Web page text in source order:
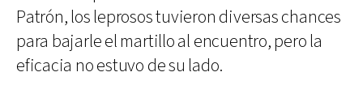
Patrón, los leprosos tuvieron diversas chances
para bajarle el martillo al encuentro, pero la
eficacia no estuvo de su lado.